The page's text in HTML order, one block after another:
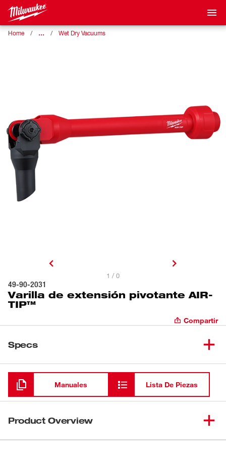
Home … Wet Dry Vacuums
1 / 0
49-90-2031
Varilla de extensión pivotante AIR-
TIP™
Compartir
Specs
Cargando
Manuales Lista De Piezas
Product Overview